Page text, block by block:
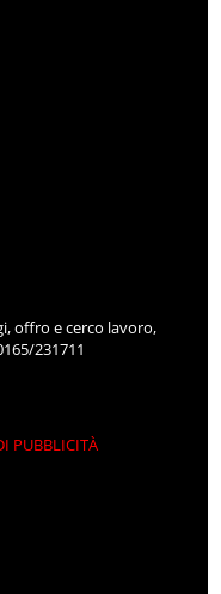
offro e cerco lavoro,
231711
PUBBLICITÀ